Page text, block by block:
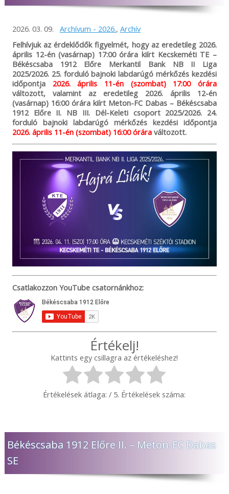
2026. 03. 09. Archívum - 2026., Archív
Felhívjuk az érdeklődők figyelmét, hogy az eredetileg 2026.
április 12-én (vasárnap) 17:00 órára kiírt Kecskeméti TE –
Békéscsaba 1912 Előre Merkantil Bank NB II Liga
2025/2026. 25. forduló bajnoki labdarúgó mérkőzés kezdési
időpontja 2026. április 11-én (szombat) 17:00 órára
változott, valamint az eredetileg 2026. április 12-én
(vasárnap) 16:00 órára kiírt Meton-FC Dabas – Békéscsaba
1912 Előre II. NB III. Dél-Keleti csoport 2025/2026. 24.
forduló bajnoki labdarúgó mérkőzés kezdési időpontja
2026. április 11-én (szombat) 16:00 óráraváltozott.
Csatlakozzon YouTube csatornánkhoz:
Értékelj!
Kattints egy csillagra az értékeléshez!
Értékelések átlaga:/ 5. Értékelések száma:
Békéscsaba 1912 Előre II. – Meton-FC Dabas
SE